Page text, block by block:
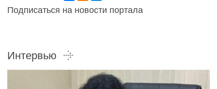
Подписаться на новости портала
Интервью